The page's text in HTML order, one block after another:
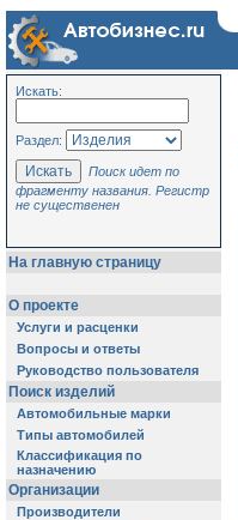
Искать:
Раздел:
Поиск идет по
фрагменту названия. Регистр
не существенен
На главную страницу
О проекте
Услуги и расценки
Вопросы и ответы
Руководство пользователя
Поиск изделий
Автомобильные марки
Типы автомобилей
Классификация по
назначению
Организации
Производители